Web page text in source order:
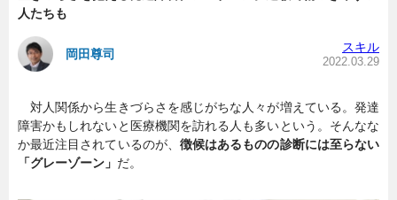
専門家インタビュー
副業 ニュース
人たちも
岡田尊司 スキル
2022.03.29
対人関係から生きづらさを感じがちな人々が増えている。発達
障害かもしれないと医療機関を訪れる人も多いという。そんなな
か最近注目されているのが、 徴候はあるものの診断には至らない
「グレーゾーン」 だ。